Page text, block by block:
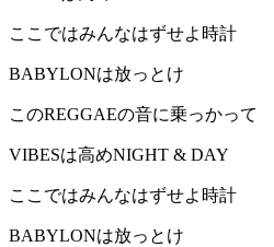
ここではみんなはずせよ時計
BABYLONは放っとけ
このREGGAEの音に乗っかって
VIBESは高めNIGHT & DAY
ここではみんなはずせよ時計
BABYLONは放っとけ